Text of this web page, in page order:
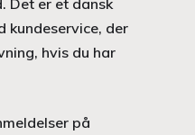
Det er et dansk
kundeservice, der
hvis du har
på